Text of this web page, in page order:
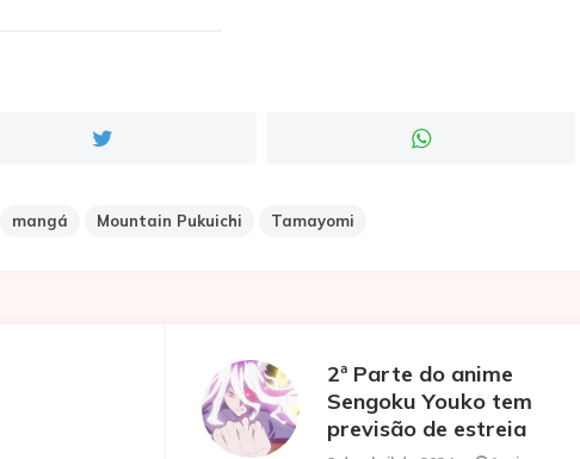
mangá Mountain Pukuichi Tamayomi
2ª Parte do anime
Sengoku Youko tem
previsão de estreia